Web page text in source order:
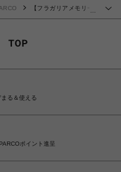
【フラガリアメモリー
る＆使える
ポイント進呈